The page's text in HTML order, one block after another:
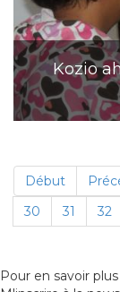
Kozio
Début
30
31 32
Pour en savoir